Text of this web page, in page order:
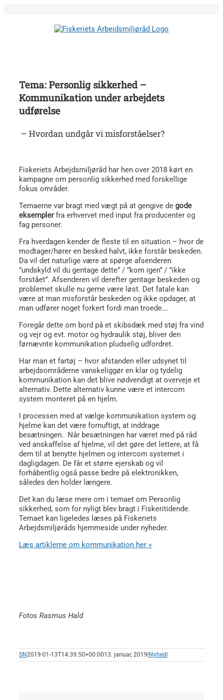
Tema: Personlig sikkerhed –
Kommunikation under arbejdets
udførelse
– Hvordan undgår vi misforståelser?
Fiskeriets Arbejdsmiljøråd har hen over 2018 kørt en
kampagne om personlig sikkerhed med forskellige
fokus områder.
Temaerne var bragt med vægt på at gengive de gode
eksemplerfra erhvervet med input fra producenter og
fag personer.
Fra hverdagen kender de fleste til en situation – hvor de
modtager/hører en besked halvt, ikke forstår beskeden.
Da vil det naturlige være at spørge afsenderen
”undskyld vil du gentage dette” / ”kom igen” / ”ikke
forstået”. Afsenderen vil derefter gentage beskeden og
problemet skulle nu gerne være løst. Det fatale kan
være at man misforstår beskeden og ikke opdager, at
man udfører noget forkert fordi man troede….
Foregår dette om bord på et skibsdæk med støj fra vind
og vejr og evt. motor og hydraulik støj, bliver den
førnævnte kommunikation pludselig udfordret.
Har man et fartøj – hvor afstanden eller udsynet til
arbejdsområderne vanskeliggør en klar og tydelig
kommunikation kan det blive nødvendigt at overveje et
alternativ. Dette alternativ kunne være et intercom
system monteret på en hjelm.
I processen med at vælge kommunikation system og
hjelme kan det være fornuftigt, at inddrage
besætningen. Når besætningen har været med på råd
ved anskaffelse af hjelme, vil det gøre det lettere, at få
dem til at benytte hjelmen og intercom systemet i
dagligdagen. De får et større ejerskab og vil
forhåbentlig også passe bedre på elektronikken,
således den holder længere.
Det kan du læse mere om i temaet om Personlig
sikkerhed, som for nyligt blev bragt i Fiskeritidende.
Temaet kan ligeledes læses på Fiskeriets
Arbejdsmiljøråds hjemmeside under nyheder.
Læs artiklerne om kommunikation her »
Fotos Rasmus Hald
SN2019-01-13T14:39:50+00:0013. januar, 2019 Nyhed